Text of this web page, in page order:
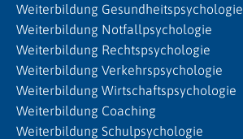
Weiterbildung Gesundheitspsychologie
Weiterbildung Notfallpsychologie
Weiterbildung Rechtspsychologie
Weiterbildung Verkehrspsychologie
Weiterbildung Wirtschaftspsychologie
Weiterbildung Coaching
Weiterbildung Schulpsychologie